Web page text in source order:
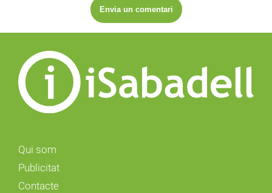
Qui som
Publicitat
Contacte